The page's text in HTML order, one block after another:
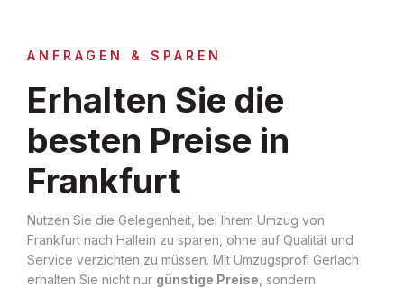
ANFRAGEN & SPAREN
Erhalten Sie die
besten Preise in
Frankfurt
Nutzen Sie die Gelegenheit, bei Ihrem Umzug von
Frankfurt nach Hallein zu sparen, ohne auf Qualität und
Service verzichten zu müssen. Mit Umzugsprofi Gerlach
erhalten Sie nicht nur günstige Preise , sondern